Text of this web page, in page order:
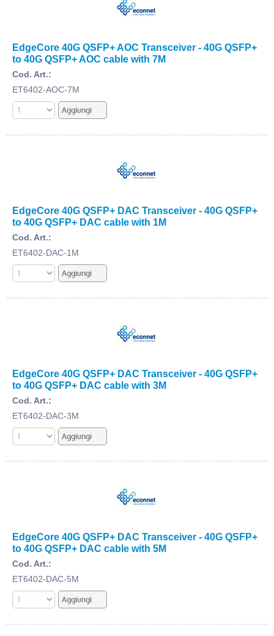
EdgeCore 40G QSFP+ AOC Transceiver - 40G QSFP+
to 40G QSFP+ AOC cable with 7M
Cod. Art.:
ET6402-AOC-7M
EdgeCore 40G QSFP+ DAC Transceiver - 40G QSFP+
to 40G QSFP+ DAC cable with 1M
Cod. Art.:
ET6402-DAC-1M
EdgeCore 40G QSFP+ DAC Transceiver - 40G QSFP+
to 40G QSFP+ DAC cable with 3M
Cod. Art.:
ET6402-DAC-3M
EdgeCore 40G QSFP+ DAC Transceiver - 40G QSFP+
to 40G QSFP+ DAC cable with 5M
Cod. Art.:
ET6402-DAC-5M